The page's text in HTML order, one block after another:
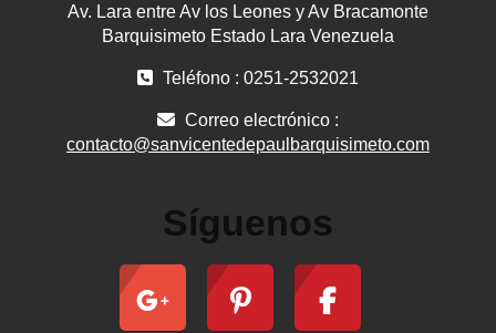
Av. Lara entre Av los Leones y Av Bracamonte
Barquisimeto Estado Lara Venezuela
Teléfono : 0251-2532021
Correo electrónico :
contacto@sanvicentedepaulbarquisimeto.com
Síguenos